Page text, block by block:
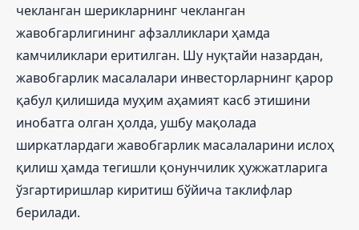
чекланган шерикларнинг чекланган
жавобгарлигининг афзалликлари ҳамда
камчиликлари еритилган. Шу нуқтайи назардан,
жавобгарлик масалалари инвесторларнинг қарор
қабул қилишида муҳим аҳамият касб этишини
инобатга олган ҳолда, ушбу мақолада
ширкатлардаги жавобгарлик масалаларини ислоҳ
қилиш ҳамда тегишли қонунчилик ҳужжатларига
ўзгартиришлар киритиш бўйича таклифлар
берилади.